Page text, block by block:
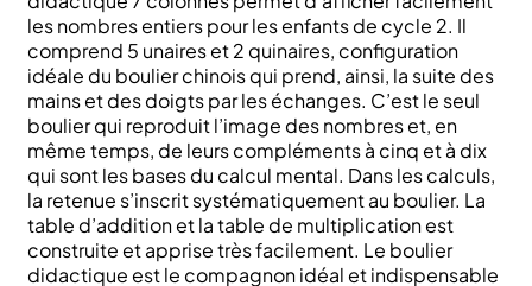
les nombres entiers pour les enfants de cycle 2. Il
comprend 5 unaires et 2 quinaires, configuration
idéale du boulier chinois qui prend, ainsi, la suite des
mains et des doigts par les échanges. C’est le seul
boulier qui reproduit l’image des nombres et, en
même temps, de leurs compléments à cinq et à dix
qui sont les bases du calcul mental. Dans les calculs,
la retenue s’inscrit systématiquement au boulier. La
table d’addition et la table de multiplication est
construite et apprise très facilement. Le boulier
didactique est le compagnon idéal et indispensable